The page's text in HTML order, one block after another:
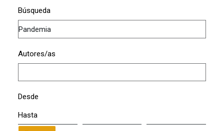
Búsqueda
Autores/as
Desde
Hasta